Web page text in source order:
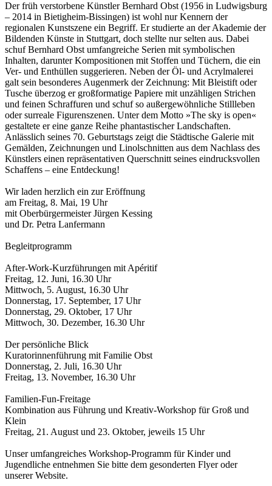
Der früh verstorbene Künstler Bernhard Obst (1956 in Ludwigsburg
– 2014 in Bietigheim-Bissingen) ist wohl nur Kennern der
regionalen Kunstszene ein Begriff. Er studierte an der Akademie der
Bildenden Künste in Stuttgart, doch stellte nur selten aus. Dabei
schuf Bernhard Obst umfangreiche Serien mit symbolischen
Inhalten, darunter Kompositionen mit Stoffen und Tüchern, die ein
Ver- und Enthüllen suggerieren. Neben der Öl- und Acrylmalerei
galt sein besonderes Augenmerk der Zeichnung: Mit Bleistift oder
Tusche überzog er großformatige Papiere mit unzähligen Strichen
und feinen Schraffuren und schuf so außergewöhnliche Stillleben
oder surreale Figurenszenen. Unter dem Motto »The sky is open«
gestaltete er eine ganze Reihe phantastischer Landschaften.
Anlässlich seines 70. Geburtstags zeigt die Städtische Galerie mit
Gemälden, Zeichnungen und Linolschnitten aus dem Nachlass des
Künstlers einen repräsentativen Querschnitt seines eindrucksvollen
Schaffens – eine Entdeckung!
Wir laden herzlich ein zur Eröffnung
am Freitag, 8. Mai, 19 Uhr
mit Oberbürgermeister Jürgen Kessing
und Dr. Petra Lanfermann
Begleitprogramm
After-Work-Kurzführungen mit Apéritif
Freitag, 12. Juni, 16.30 Uhr
Mittwoch, 5. August, 16.30 Uhr
Donnerstag, 17. September, 17 Uhr
Donnerstag, 29. Oktober, 17 Uhr
Mittwoch, 30. Dezember, 16.30 Uhr
Der persönliche Blick
Kuratorinnenführung mit Familie Obst
Donnerstag, 2. Juli, 16.30 Uhr
Freitag, 13. November, 16.30 Uhr
Familien-Fun-Freitage
Kombination aus Führung und Kreativ-Workshop für Groß und
Klein
Freitag, 21. August und 23. Oktober, jeweils 15 Uhr
Unser umfangreiches Workshop-Programm für Kinder und
Jugendliche entnehmen Sie bitte dem gesonderten Flyer oder
unserer Website.